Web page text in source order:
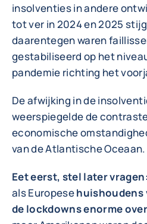
insolventies in andere
tot ver in 2024 en 2025
daarentegen waren
gestabiliseerd op het
pandemie richting het
De afwijking in de
weerspiegelde de
economische
van de Atlantische Oceaan.
Eet eerst, stel later vragen:
als Europesehuishoudens
de lockdowns enorme